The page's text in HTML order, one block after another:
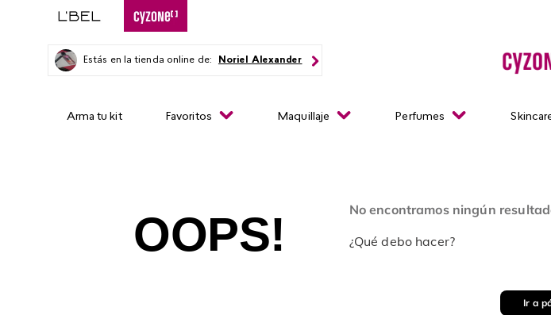
Estás en la tienda online de: Noriel Alexander
Arma tu kit Favoritos Maquillaje Perfumes
OOPS! No encontramos ningún
¿Qué debo hacer?
Ir a